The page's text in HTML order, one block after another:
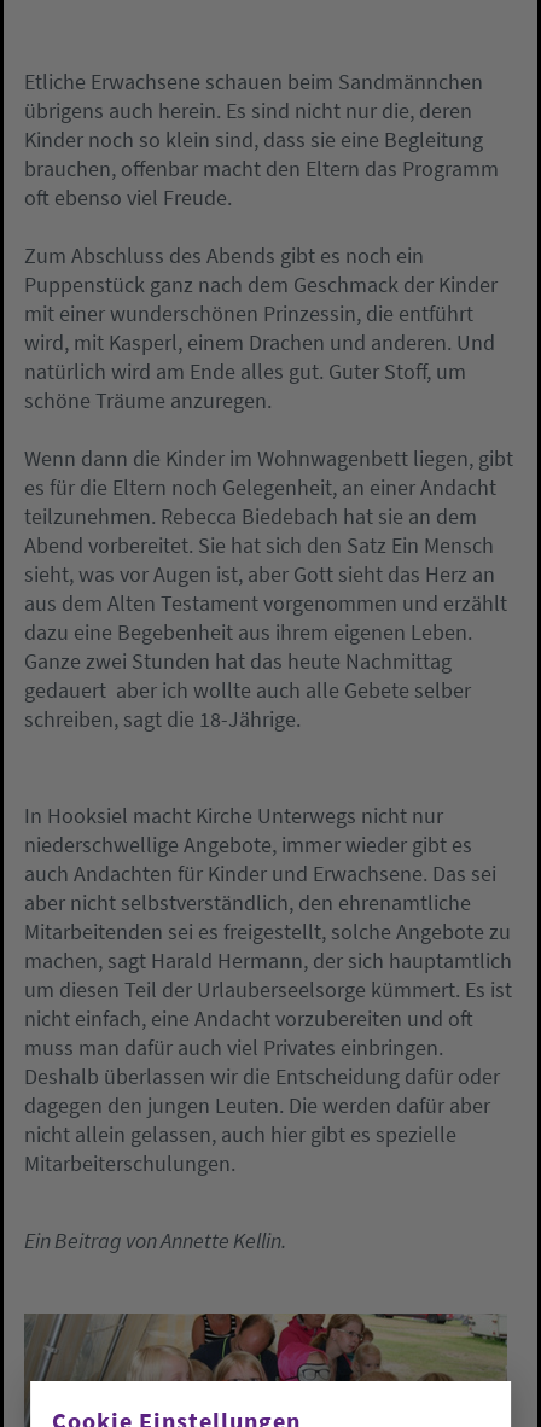
Etliche Erwachsene schauen beim Sandmännchen
übrigens auch herein. Es sind nicht nur die, deren
Kinder noch so klein sind, dass sie eine Begleitung
brauchen, offenbar macht den Eltern das Programm
oft ebenso viel Freude.
Zum Abschluss des Abends gibt es noch ein
Puppenstück ganz nach dem Geschmack der Kinder
mit einer wunderschönen Prinzessin, die entführt
wird, mit Kasperl, einem Drachen und anderen. Und
natürlich wird am Ende alles gut. Guter Stoff, um
schöne Träume anzuregen.
Wenn dann die Kinder im Wohnwagenbett liegen, gibt
es für die Eltern noch Gelegenheit, an einer Andacht
teilzunehmen. Rebecca Biedebach hat sie an dem
Abend vorbereitet. Sie hat sich den Satz Ein Mensch
sieht, was vor Augen ist, aber Gott sieht das Herz an
aus dem Alten Testament vorgenommen und erzählt
dazu eine Begebenheit aus ihrem eigenen Leben.
Ganze zwei Stunden hat das heute Nachmittag
gedauert  aber ich wollte auch alle Gebete selber
schreiben, sagt die 18-Jährige.
In Hooksiel macht Kirche Unterwegs nicht nur
niederschwellige Angebote, immer wieder gibt es
auch Andachten für Kinder und Erwachsene. Das sei
aber nicht selbstverständlich, den ehrenamtliche
Mitarbeitenden sei es freigestellt, solche Angebote zu
machen, sagt Harald Hermann, der sich hauptamtlich
um diesen Teil der Urlauberseelsorge kümmert. Es ist
nicht einfach, eine Andacht vorzubereiten und oft
muss man dafür auch viel Privates einbringen.
Deshalb überlassen wir die Entscheidung dafür oder
dagegen den jungen Leuten. Die werden dafür aber
nicht allein gelassen, auch hier gibt es spezielle
Mitarbeiterschulungen.
Ein Beitrag von Annette Kellin.
Cookie Einstellungen